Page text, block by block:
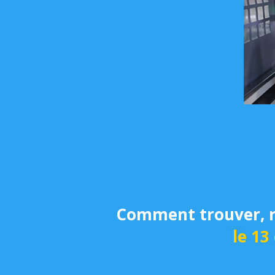
Comment trouver,
le